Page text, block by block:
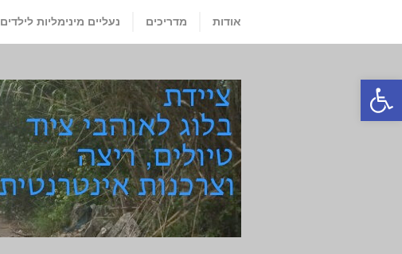
פתח סרגל נגישות
אודות מדריכים נעליים מינימליות לילדים